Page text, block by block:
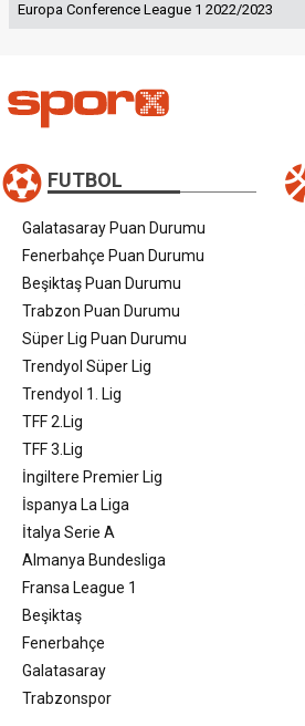
Europa Conference League 1 2022/2023
FUTBOL
Galatasaray Puan Durumu
Fenerbahçe Puan Durumu
Beşiktaş Puan Durumu
Trabzon Puan Durumu
Süper Lig Puan Durumu
Trendyol Süper Lig
Trendyol 1. Lig
TFF 2.Lig
TFF 3.Lig
İngiltere Premier Lig
İspanya La Liga
İtalya Serie A
Almanya Bundesliga
Fransa League 1
Beşiktaş
Fenerbahçe
Galatasaray
Trabzonspor